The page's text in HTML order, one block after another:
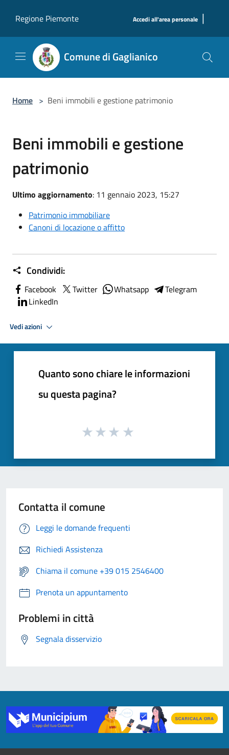
Regione Piemonte
Accedi all'area personale |
Comune di Gaglianico
Home > Beni immobili e gestione patrimonio
Beni immobili e gestione
patrimonio
Ultimo aggiornamento: 11 gennaio 2023, 15:27
Patrimonio immobiliare
Canoni di locazione o affitto
Condividi:
Facebook Twitter Whatsapp
Telegram
LinkedIn
Vedi azioni
Quanto sono chiare le informazioni
su questa pagina?
Contatta il comune
Leggi le domande frequenti
Richiedi Assistenza
Chiama il comune +39 015 2546400
Prenota un appuntamento
Problemi in città
Segnala disservizio